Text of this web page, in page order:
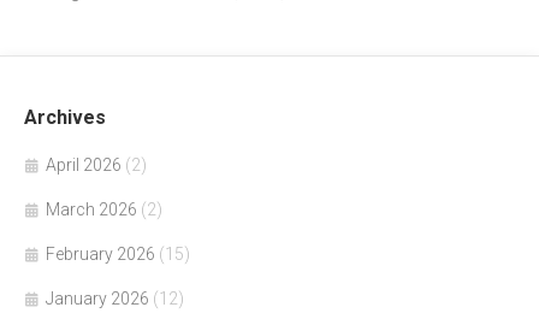
Archives
April 2026 (2)
March 2026 (2)
February 2026 (15)
January 2026 (12)